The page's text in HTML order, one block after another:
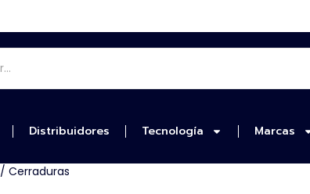
Distribuidores Tecnología Marcas
/ Cerraduras